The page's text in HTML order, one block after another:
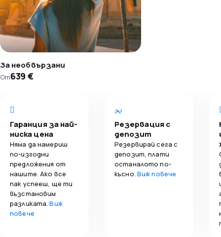
За необвързани
От639 €
Гаранция за най-
ниска цена
Няма да намериш
по-изгодни
предложения от
нашите. Ако все
пак успееш, ще ти
възстановим
разликата.Виж
повече
Резервация с
депозит
Резервирай сега с
депозит, плати
останалото по-
късно. Виж повече